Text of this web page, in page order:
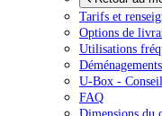
Tarifs et
Options de
Utilisations
U-Box -
FAQ
Dimensions du